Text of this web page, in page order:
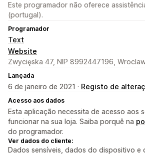
Este programador não oferece
(portugal).
Programador
Text
Website
Zwycięska 47, NIP 8992447196,
Lançada
6 de janeiro de 2021 · Registo de
Acesso aos dados
Esta aplicação necessita de acesso aos
funcionar na sua loja. Saiba porquê na
do programador.
Ver dados do cliente:
Dados sensíveis, dados do dispositivo e